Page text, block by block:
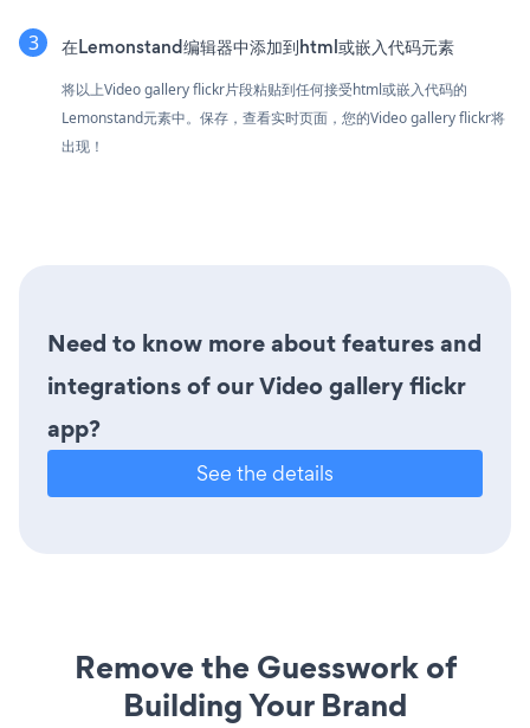
在Lemonstand编辑器中添加到html或嵌入代码元素
将以上Video gallery flickr片段粘贴到任何接受html或嵌入代码的
Lemonstand元素中。保存，查看实时页面，您的Video gallery flickr将
出现！
Need to know more about features and
integrations of our Video gallery flickr
app?
See the details
Remove the Guesswork of
Building Your Brand